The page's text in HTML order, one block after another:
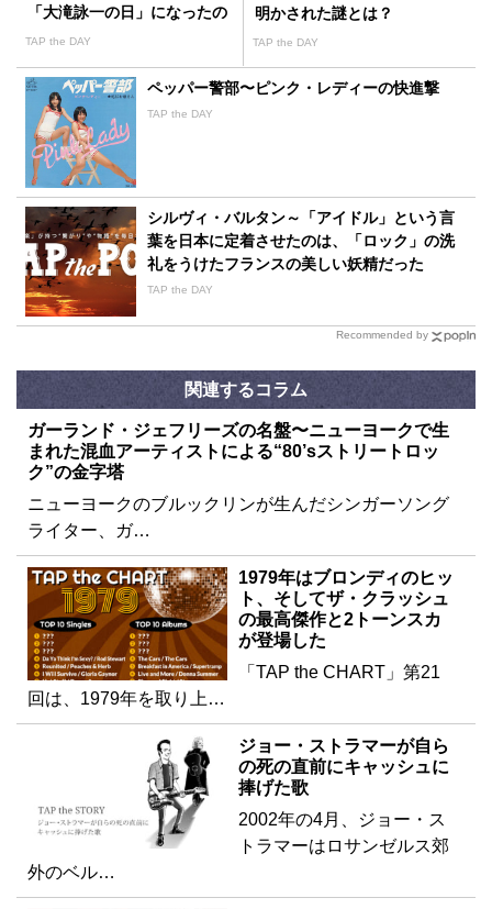
「大滝詠一の日」になったの
か
TAP the DAY
明かされた謎とは？
TAP the DAY
ペッパー警部〜ピンク・レディーの快進撃
TAP the DAY
シルヴィ・バルタン～「アイドル」という言
葉を日本に定着させたのは、「ロック」の洗
礼をうけたフランスの美しい妖精だった
TAP the DAY
Recommended by
関連するコラム
ガーランド・ジェフリーズの名盤〜ニューヨークで生
まれた混血アーティストによる“80’sストリートロッ
ク”の金字塔
ニューヨークのブルックリンが生んだシンガーソング
ライター、ガ…
1979年はブロンディのヒッ
ト、そしてザ・クラッシュ
の最高傑作と2トーンスカ
が登場した
「TAP the CHART」第21
回は、1979年を取り上…
ジョー・ストラマーが自ら
の死の直前にキャッシュに
捧げた歌
2002年の4月、ジョー・ス
トラマーはロサンゼルス郊
外のベル…